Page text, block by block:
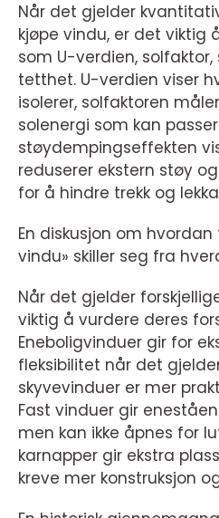
Når det gjelder
kjøpe vindu, er det viktig
som U-verdien,
tetthet. U-verdien viser
isolerer, solfaktoren
solenergi som kan
støydempingseffekten
reduserer ekstern støy
for å hindre trekk og
En diskusjon om hvordan
vindu» skiller seg fra
Når det gjelder
viktig å vurdere deres
Eneboligvinduer gir for
fleksibilitet når det
skyvevinduer er mer
Fast vinduer gir
men kan ikke åpnes for
karnapper gir ekstra
kreve mer konstruksjon